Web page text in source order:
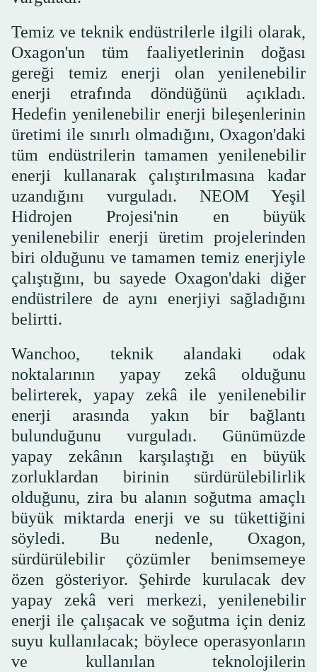
Temiz ve teknik endüstrilerle ilgili olarak,
Oxagon'un tüm faaliyetlerinin doğası
gereği temiz enerji olan yenilenebilir
enerji etrafında döndüğünü açıkladı.
Hedefin yenilenebilir enerji bileşenlerinin
üretimi ile sınırlı olmadığını, Oxagon'daki
tüm endüstrilerin tamamen yenilenebilir
enerji kullanarak çalıştırılmasına kadar
uzandığını vurguladı. NEOM Yeşil
Hidrojen Projesi'nin en büyük
yenilenebilir enerji üretim projelerinden
biri olduğunu ve tamamen temiz enerjiyle
çalıştığını, bu sayede Oxagon'daki diğer
endüstrilere de aynı enerjiyi sağladığını
belirtti.
Wanchoo, teknik alandaki odak
noktalarının yapay zekâ olduğunu
belirterek, yapay zekâ ile yenilenebilir
enerji arasında yakın bir bağlantı
bulunduğunu vurguladı. Günümüzde
yapay zekânın karşılaştığı en büyük
zorluklardan birinin sürdürülebilirlik
olduğunu, zira bu alanın soğutma amaçlı
büyük miktarda enerji ve su tükettiğini
söyledi. Bu nedenle, Oxagon,
sürdürülebilir çözümler benimsemeye
özen gösteriyor. Şehirde kurulacak dev
yapay zekâ veri merkezi, yenilenebilir
enerji ile çalışacak ve soğutma için deniz
suyu kullanılacak; böylece operasyonların
ve kullanılan teknolojilerin